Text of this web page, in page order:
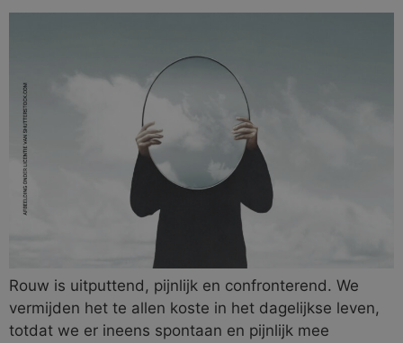
Rouw is uitputtend, pijnlijk en confronterend. We
vermijden het te allen koste in het dagelijkse leven,
totdat we er ineens spontaan en pijnlijk mee